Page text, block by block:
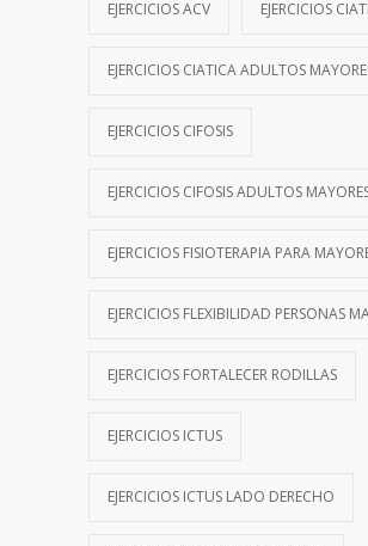
EJERCICIOS ACV EJERCICIOS
EJERCICIOS CIATICA ADULTOS
EJERCICIOS CIFOSIS
EJERCICIOS CIFOSIS ADULTOS
EJERCICIOS FISIOTERAPIA PARA
EJERCICIOS FLEXIBILIDAD PERSONAS
EJERCICIOS FORTALECER RODILLAS
EJERCICIOS ICTUS
EJERCICIOS ICTUS LADO DERECHO